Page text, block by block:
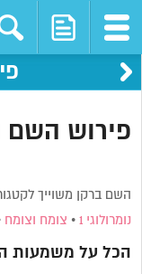
פירוש השם
השם ברקן משוייך
נומרולוגי 1 • צומח וצומח
הכל על משמעות